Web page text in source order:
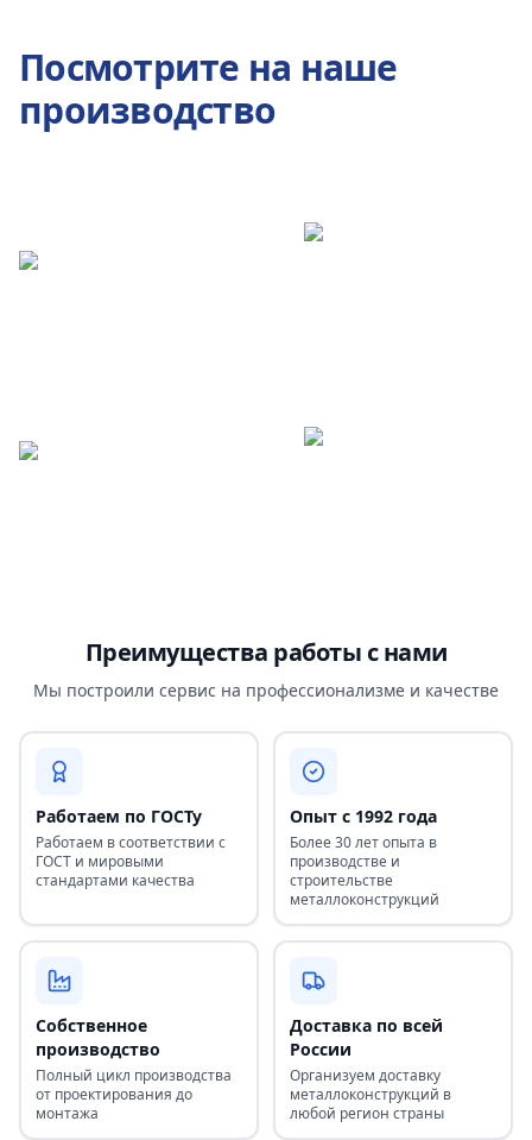
Посмотрите на наше
производство
Преимущества работы с нами
Мы построили сервис на профессионализме и качестве
Работаем по ГОСТу
Работаем в соответствии с
ГОСТ и мировыми
стандартами качества
Опыт с 1992 года
Более 30 лет опыта в
производстве и
строительстве
металлоконструкций
Собственное
производство
Полный цикл производства
от проектирования до
монтажа
Доставка по всей
России
Организуем доставку
металлоконструкций в
любой регион страны